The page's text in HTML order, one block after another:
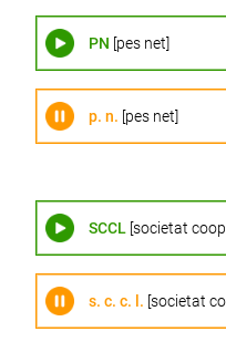
PN [pes net]
p. n. [pes net]
SCCL[societat
s. c. c. l. [societat